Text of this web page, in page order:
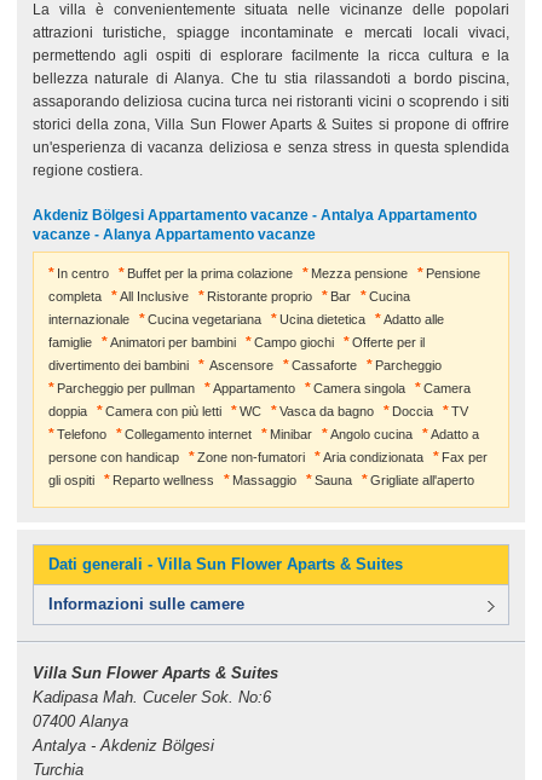
La villa è convenientemente situata nelle vicinanze delle popolari
attrazioni turistiche, spiagge incontaminate e mercati locali vivaci,
permettendo agli ospiti di esplorare facilmente la ricca cultura e la
bellezza naturale di Alanya. Che tu stia rilassandoti a bordo piscina,
assaporando deliziosa cucina turca nei ristoranti vicini o scoprendo i siti
storici della zona, Villa Sun Flower Aparts & Suites si propone di offrire
un'esperienza di vacanza deliziosa e senza stress in questa splendida
regione costiera.
Akdeniz Bölgesi Appartamento vacanze - Antalya Appartamento
vacanze - Alanya Appartamento vacanze
In centro Buffet per la prima colazione Mezza pensione
Pensione
completa
All Inclusive Ristorante proprio Bar
Cucina
internazionale
Cucina vegetariana Ucina dietetica
Adatto alle
famiglie
Animatori per bambini Campo giochi
Offerte per il
divertimento dei bambini
Ascensore Cassaforte
Parcheggio
Parcheggio per pullman
Appartamento Camera singola
Camera
doppia
Camera con più letti WC Vasca da bagno Doccia
TV
Telefono
Collegamento internet Minibar Angolo cucina
Adatto a
persone con handicap
Zone non-fumatori Aria condizionata
Fax per
gli ospiti
Reparto wellness Massaggio Sauna Grigliate all'aperto
Dati generali - Villa Sun Flower Aparts & Suites
Informazioni sulle camere
Villa Sun Flower Aparts & Suites
Kadipasa Mah. Cuceler Sok. No:6
07400 Alanya
Antalya - Akdeniz Bölgesi
Turchia